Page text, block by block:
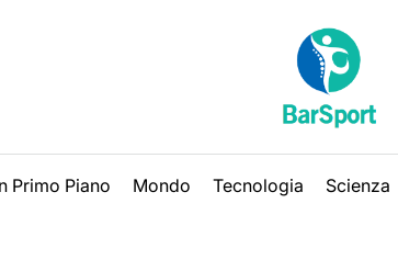
Primo Piano Mondo Tecnologia Scienza